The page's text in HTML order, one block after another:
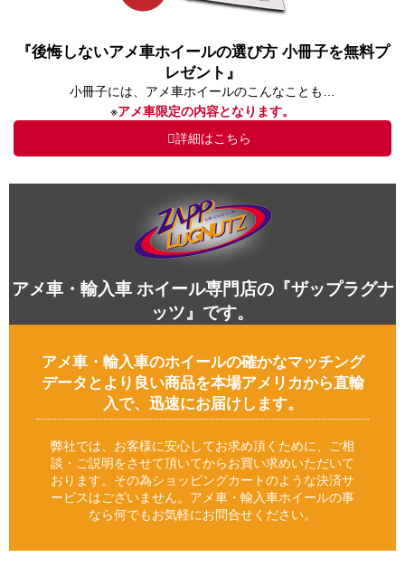
『後悔しないアメ車ホイールの選び方 小冊子を無料プ
レゼント』
小冊子には、アメ車ホイールのこんなことも…
※アメ車限定の内容となります。
詳細はこちら
アメ車・輸入車 ホイール専門店の『ザップラグナ
ッツ』です。
アメ車・輸入車のホイールの確かなマッチング
データとより良い商品を本場アメリカから直輸
入で、迅速にお届けします。
弊社では、お客様に安心してお求め頂くために、ご相
談・ご説明をさせて頂いてからお買い求めいただいて
おります。その為ショッピングカートのような決済サ
ービスはございません。アメ車・輸入車ホイールの事
なら何でもお気軽にお問合せください。